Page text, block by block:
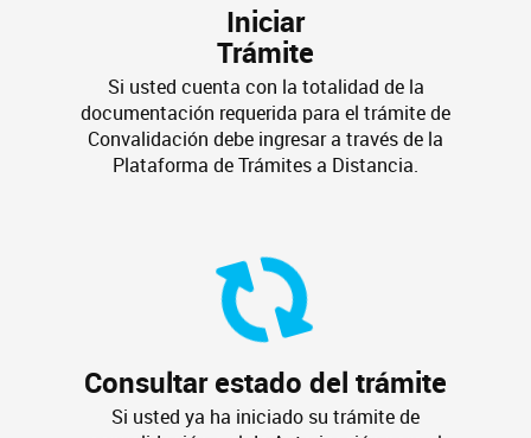
Iniciar
Trámite
Si usted cuenta con la totalidad de la
documentación requerida para el trámite de
Convalidación debe ingresar a través de la
Plataforma de Trámites a Distancia.
Consultar estado del trámite
Si usted ya ha iniciado su trámite de